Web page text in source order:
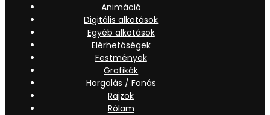
Animáció
Digitális alkotások
Egyéb alkotások
Elérhetőségek
Festmények
Grafikák
Horgolás / Fonás
Rajzok
Rólam